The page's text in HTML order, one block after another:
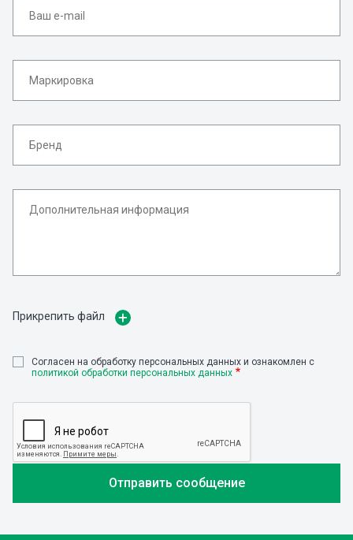
Прикрепить файл
Cогласен на обработку персональных данных и ознакомлен с
политикой обработки персональных данных